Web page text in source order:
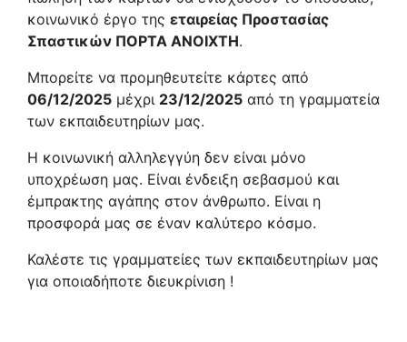
κοινωνικό έργο της εταιρείας Προστασίας
Σπαστικών ΠΟΡΤΑ ΑΝΟΙΧΤΗ.
Μπορείτε να προμηθευτείτε κάρτες από
06/12/2025 μέχρι 23/12/2025 από τη γραμματεία
των εκπαιδευτηρίων μας.
Η κοινωνική αλληλεγγύη δεν είναι μόνο
υποχρέωση μας. Είναι ένδειξη σεβασμού και
έμπρακτης αγάπης στον άνθρωπο. Είναι η
προσφορά μας σε έναν καλύτερο κόσμο.
Καλέστε τις γραμματείες των εκπαιδευτηρίων μας
για οποιαδήποτε διευκρίνιση !